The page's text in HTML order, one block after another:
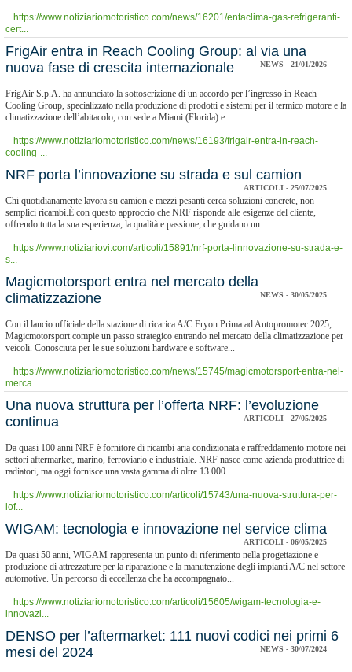
https://www.notiziariomotoristico.com/news/16201/entaclima-gas-refrigeranti-
cert...
​FrigAir entra in Reach Cooling Group: al via una
nuova fase di crescita internazionale
NEWS - 21/01/2026
FrigAir S.p.A. ha annunciato la sottoscrizione di un accordo per l’ingresso in Reach
Cooling Group, specializzato nella produzione di prodotti e sistemi per il termico motore e la
climatizzazione dell’abitacolo, con sede a Miami (Florida) e...
https://www.notiziariomotoristico.com/news/16193/frigair-entra-in-reach-
cooling-...
NRF porta l’innovazione su strada e sul camion
ARTICOLI - 25/07/2025
Chi quotidianamente lavora su camion e mezzi pesanti cerca soluzioni concrete, non
semplici ricambi.È con questo approccio che NRF risponde alle esigenze del cliente,
offrendo tutta la sua esperienza, la qualità e passione, che guidano un...
https://www.notiziariovi.com/articoli/15891/nrf-porta-linnovazione-su-strada-e-
s...
​Magicmotorsport entra nel mercato della
climatizzazione
NEWS - 30/05/2025
Con il lancio ufficiale della stazione di ricarica A/C Fryon Prima ad Autopromotec 2025,
Magicmotorsport compie un passo strategico entrando nel mercato della climatizzazione per
veicoli. Conosciuta per le sue soluzioni hardware e software...
https://www.notiziariomotoristico.com/news/15745/magicmotorsport-entra-nel-
merca...
Una nuova struttura per l’offerta NRF: l’evoluzione
continua
ARTICOLI - 27/05/2025
Da quasi 100 anni NRF è fornitore di ricambi aria condizionata e raffreddamento motore nei
settori aftermarket, marino, ferroviario e industriale. NRF nasce come azienda produttrice di
radiatori, ma oggi fornisce una vasta gamma di oltre 13.000...
https://www.notiziariomotoristico.com/articoli/15743/una-nuova-struttura-per-
lof...
​WIGAM: tecnologia e innovazione nel service clima
ARTICOLI - 06/05/2025
Da quasi 50 anni, WIGAM rappresenta un punto di riferimento nella progettazione e
produzione di attrezzature per la riparazione e la manutenzione degli impianti A/C nel settore
automotive. Un percorso di eccellenza che ha accompagnato...
https://www.notiziariomotoristico.com/articoli/15605/wigam-tecnologia-e-
innovazi...
​DENSO per l’aftermarket: 111 nuovi codici nei primi 6
mesi del 2024
NEWS - 30/07/2024